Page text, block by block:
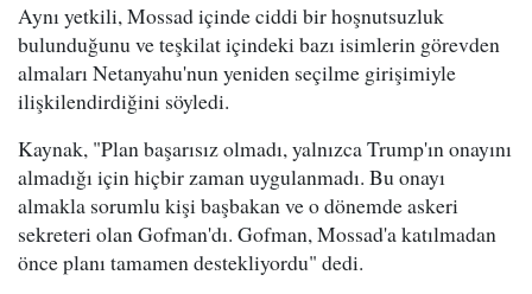
Aynı yetkili, Mossad içinde ciddi bir hoşnutsuzluk
bulunduğunu ve teşkilat içindeki bazı isimlerin görevden
almaları Netanyahu'nun yeniden seçilme girişimiyle
ilişkilendirdiğini söyledi.
Kaynak, "Plan başarısız olmadı, yalnızca Trump'ın onayını
almadığı için hiçbir zaman uygulanmadı. Bu onayı
almakla sorumlu kişi başbakan ve o dönemde askeri
sekreteri olan Gofman'dı. Gofman, Mossad'a katılmadan
önce planı tamamen destekliyordu" dedi.